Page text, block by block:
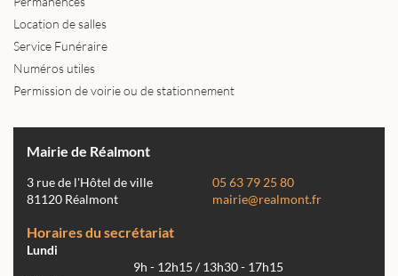
Location de salles
Service Funéraire
Numéros utiles
Permission de voirie ou de stationnement
Mairie de Réalmont
3 rue de l'Hôtel de ville
81120 Réalmont
05 63 79 25 80
mairie@realmont.fr
Horaires du secrétariat
Lundi
9h - 12h15 / 13h30 - 17h15